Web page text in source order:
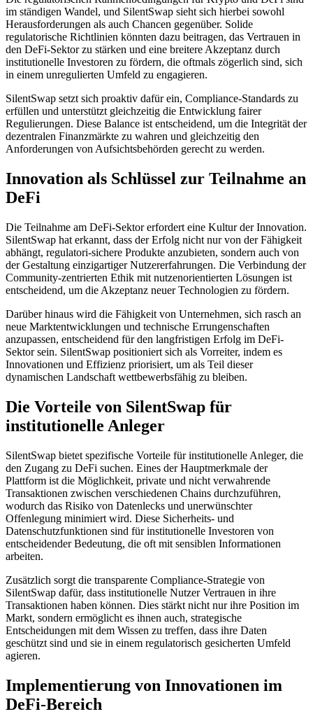
im ständigen Wandel, und SilentSwap sieht sich hierbei sowohl
Herausforderungen als auch Chancen gegenüber. Solide
regulatorische Richtlinien könnten dazu beitragen, das Vertrauen in
den DeFi-Sektor zu stärken und eine breitere Akzeptanz durch
institutionelle Investoren zu fördern, die oftmals zögerlich sind, sich
in einem unregulierten Umfeld zu engagieren.
SilentSwap setzt sich proaktiv dafür ein, Compliance-Standards zu
erfüllen und unterstützt gleichzeitig die Entwicklung fairer
Regulierungen. Diese Balance ist entscheidend, um die Integrität der
dezentralen Finanzmärkte zu wahren und gleichzeitig den
Anforderungen von Aufsichtsbehörden gerecht zu werden.
Innovation als Schlüssel zur Teilnahme an
DeFi
Die Teilnahme am DeFi-Sektor erfordert eine Kultur der Innovation.
SilentSwap hat erkannt, dass der Erfolg nicht nur von der Fähigkeit
abhängt, regulatori-sichere Produkte anzubieten, sondern auch von
der Gestaltung einzigartiger Nutzererfahrungen. Die Verbindung der
Community-zentrierten Ethik mit nutzenorientierten Lösungen ist
entscheidend, um die Akzeptanz neuer Technologien zu fördern.
Darüber hinaus wird die Fähigkeit von Unternehmen, sich rasch an
neue Marktentwicklungen und technische Errungenschaften
anzupassen, entscheidend für den langfristigen Erfolg im DeFi-
Sektor sein. SilentSwap positioniert sich als Vorreiter, indem es
Innovationen und Effizienz priorisiert, um als Teil dieser
dynamischen Landschaft wettbewerbsfähig zu bleiben.
Die Vorteile von SilentSwap für
institutionelle Anleger
SilentSwap bietet spezifische Vorteile für institutionelle Anleger, die
den Zugang zu DeFi suchen. Eines der Hauptmerkmale der
Plattform ist die Möglichkeit, private und nicht verwahrende
Transaktionen zwischen verschiedenen Chains durchzuführen,
wodurch das Risiko von Datenlecks und unerwünschter
Offenlegung minimiert wird. Diese Sicherheits- und
Datenschutzfunktionen sind für institutionelle Investoren von
entscheidender Bedeutung, die oft mit sensiblen Informationen
arbeiten.
Zusätzlich sorgt die transparente Compliance-Strategie von
SilentSwap dafür, dass institutionelle Nutzer Vertrauen in ihre
Transaktionen haben können. Dies stärkt nicht nur ihre Position im
Markt, sondern ermöglicht es ihnen auch, strategische
Entscheidungen mit dem Wissen zu treffen, dass ihre Daten
geschützt sind und sie in einem regulatorisch gesicherten Umfeld
agieren.
Implementierung von Innovationen im
DeFi-Bereich